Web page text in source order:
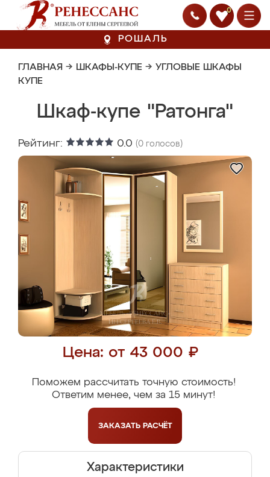
0
РОШАЛЬ
ГЛАВНАЯ → ШКАФЫ-КУПЕ → УГЛОВЫЕ ШКАФЫ
КУПЕ
Шкаф-купе "Ратонга"
Рейтинг: 0.0 (0 голосов)
Цена: от 43 000 ₽
Поможем рассчитать точную стоимость!
Ответим менее, чем за 15 минут!
ЗАКАЗАТЬ РАСЧЁТ
Характеристики